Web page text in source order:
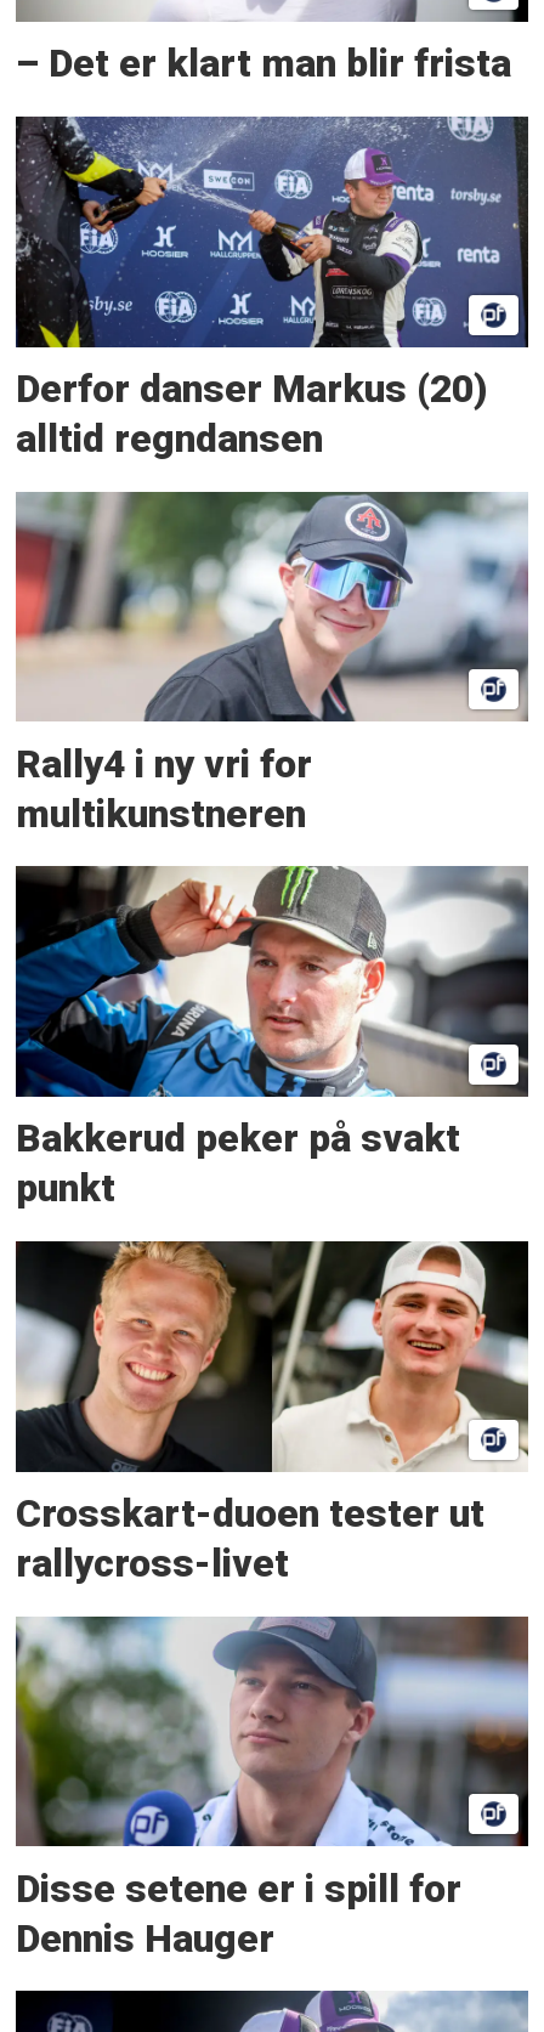
– Det er klart man blir frista
Derfor danser Markus (20)
alltid regndansen
Rally4 i ny vri for
multikunstneren
Bakkerud peker på svakt
punkt
Crosskart-duoen tester ut
rallycross-livet
Disse setene er i spill for
Dennis Hauger